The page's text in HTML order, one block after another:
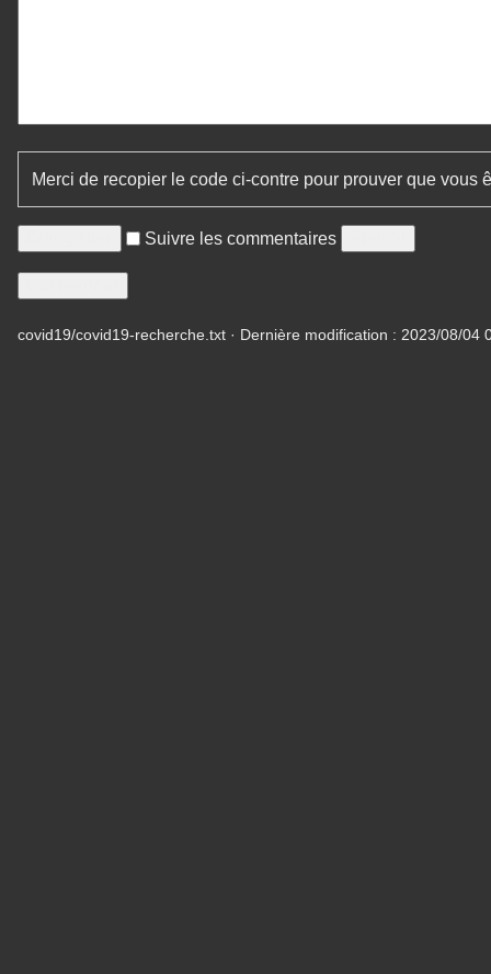
Merci de recopier le code ci-contre pour prouver que vous
Suivre les commentaires
covid19/covid19-recherche.txt · Dernière modification : 2023/08/04